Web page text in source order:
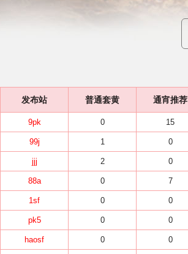
发布站 普通套黄 通宵推荐
9pk 0 15
99j 1 0
jjj 2 0
88a 0 7
1sf 0 0
pk5 0 0
haosf 0 0